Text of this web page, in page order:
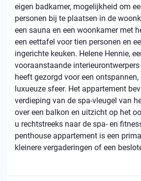
eigen badkamer, mogelijkheid om
personen bij te plaatsen in de
een sauna en een woonkamer met
een eettafel voor tien personen en
ingerichte keuken. Helene Hennie,
vooraanstaande
heeft gezorgd voor een ontspannen,
luxueuze sfeer. Het appartement
verdieping van de spa-vleugel van
over een balkon en uitzicht op het
u rechtstreeks naar de spa- en
penthouse appartement is een
kleinere vergaderingen of een